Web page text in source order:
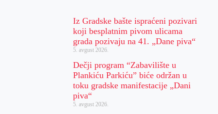
Iz Gradske bašte ispraćeni pozivari
koji besplatnim pivom ulicama
grada pozivaju na 41. „Dane piva“
5. avgust 2026.
Dečji program “Zabavilište u
Plankiću Parkiću” biće održan u
toku gradske manifestacije „Dani
piva“
5. avgust 2026.